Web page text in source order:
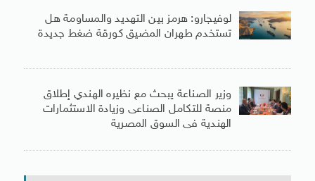
لوفيجارو: هرمز بين التهديد والمساومة هل
تستخدم طهران المضيق كورقة ضغط جديدة
وزير الصناعة يبحث مع نظيره الهندي إطلاق
منصة للتكامل الصناعى وزيادة الاستثمارات
الهندية فى السوق المصرية